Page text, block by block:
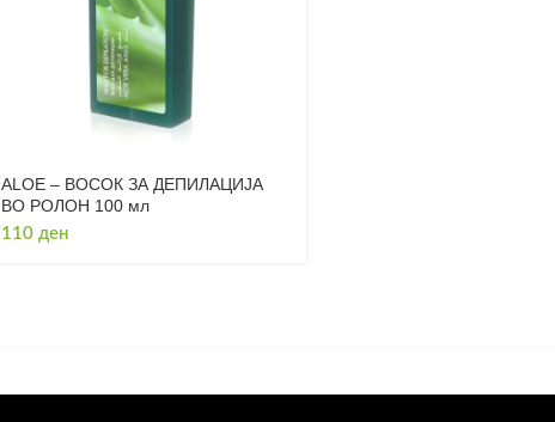
ALOE – ВОСОК ЗА ДЕПИЛАЦИЈА
ВО РОЛОН 100 мл
110 ден